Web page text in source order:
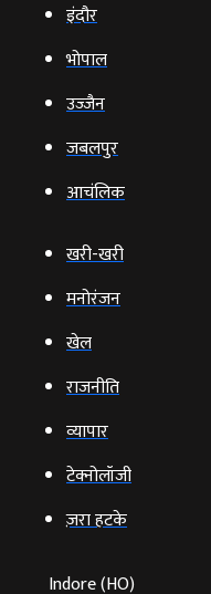
इंदौर
भोपाल
उज्‍जैन
जबलपुर
आचंलिक
खरी-खरी
मनोरंजन
खेल
राजनीति
व्‍यापार
टेक्‍नोलॉजी
ज़रा हटके
Indore (HO)